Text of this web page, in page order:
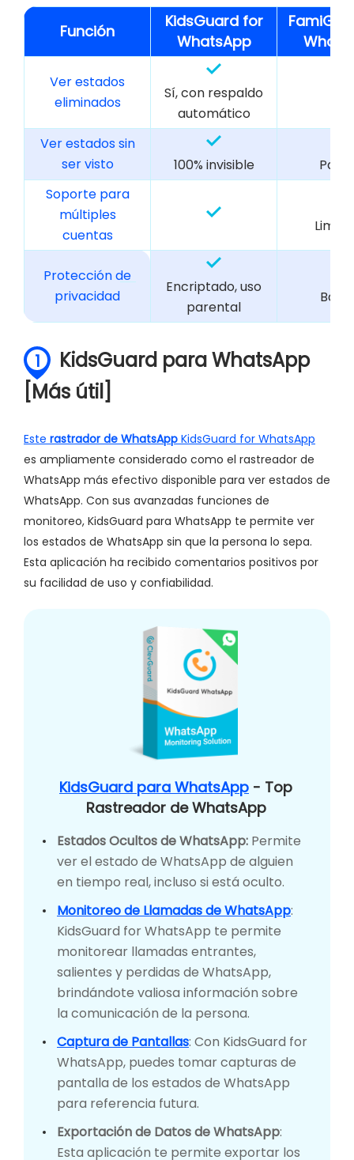
Función
KidsGuard for
WhatsApp
Ver estados
eliminados
Sí, con respaldo
automático
Ver estados sin
ser visto
100% invisible
Soporte para
múltiples
cuentas
Protección de
privacidad
Encriptado, uso
parental
1
KidsGuard para WhatsApp
[Más útil]
Este rastrador de WhatsApp KidsGuard for WhatsApp
es ampliamente considerado como el rastreador de
WhatsApp más efectivo disponible para ver estados de
WhatsApp. Con sus avanzadas funciones de
monitoreo, KidsGuard para WhatsApp te permite ver
los estados de WhatsApp sin que la persona lo sepa.
Esta aplicación ha recibido comentarios positivos por
su facilidad de uso y confiabilidad.
KidsGuard para WhatsApp - Top
Rastreador de WhatsApp
Estados Ocultos de WhatsApp: Permite
ver el estado de WhatsApp de alguien
en tiempo real, incluso si está oculto.
Monitoreo de Llamadas de WhatsApp:
KidsGuard for WhatsApp te permite
monitorear llamadas entrantes,
salientes y perdidas de WhatsApp,
brindándote valiosa información sobre
la comunicación de la persona.
Captura de Pantallas: Con KidsGuard for
WhatsApp, puedes tomar capturas de
pantalla de los estados de WhatsApp
para referencia futura.
Exportación de Datos de WhatsApp:
Esta aplicación te permite exportar los